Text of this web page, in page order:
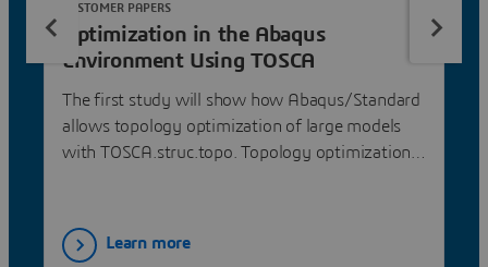
Optimization in the Abaqus
Environment Using TOSCA
The first study will show how Abaqus/Standard
allows topology optimization of large models
with TOSCA.struc.topo. Topology optimization
optimization targets could be to minimize the
mass considering given stiffness demands
CUSTOMER PAPERS
Learn more